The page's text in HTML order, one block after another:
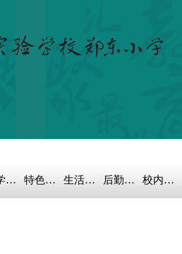
教学科研 特色教育 生活教育 后勤保障 校内链接